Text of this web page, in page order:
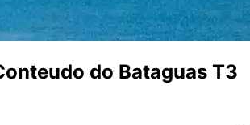
do Bataguas T3